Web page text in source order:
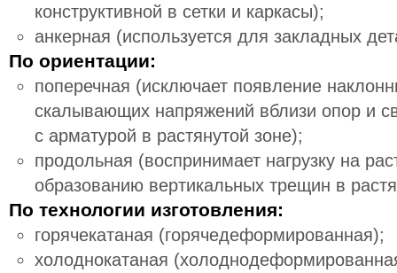
конструктивной в сетки и каркасы);
анкерная (используется для закладных
По ориентации:
поперечная (исключает появление
скалывающих напряжений вблизи опор и
с арматурой в растянутой зоне);
продольная (воспринимает нагрузку на
образованию вертикальных трещин в
По технологии изготовления:
горячекатаная (горячедеформированная);
холоднокатаная